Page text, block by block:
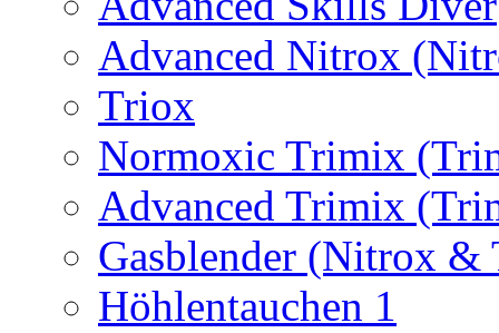
Advanced Nitrox
Triox
Normoxic Trimix
Advanced Trimix
Gasblender (Nitrox
Höhlentauchen 1